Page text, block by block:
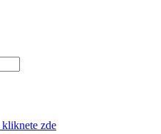
kliknete zde